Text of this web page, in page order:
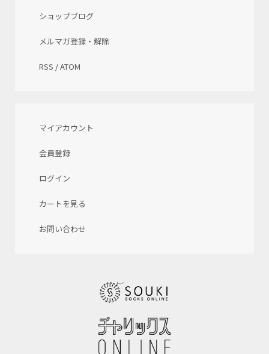
ショップブログ
メルマガ登録・解除
RSS /ATOM
マイアカウント
会員登録
ログイン
カートを見る
お問い合わせ